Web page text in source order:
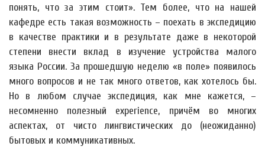
понять, что за этим стоит». Тем более, что на нашей
кафедре есть такая возможность – поехать в экспедицию
в качестве практики и в результате даже в некоторой
степени внести вклад в изучение устройства малого
языка России. За прошедшую неделю «в поле» появилось
много вопросов и не так много ответов, как хотелось бы.
Но в любом случае экспедиция, как мне кажется, –
несомненно полезный experience, причём во многих
аспектах, от чисто лингвистических до (неожиданно)
бытовых и коммуникативных.